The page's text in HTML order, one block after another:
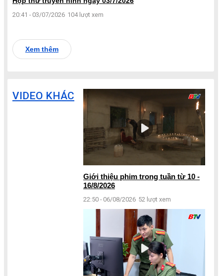
20:41 - 03/07/2026 104 lượt xem
Xem thêm
VIDEO KHÁC
Giới thiệu phim trong tuần từ 10 -
16/8/2026
22:50 - 06/08/2026 52 lượt xem